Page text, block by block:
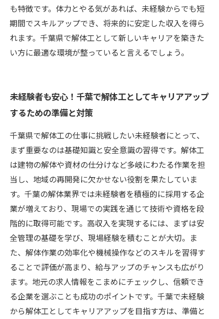
も特徴です。体力とやる気があれば、未経験からでも短
期間でスキルアップでき、将来的に安定した収入を得ら
れます。千葉県で解体工として新しいキャリアを築きた
い方に最適な環境が整っていると言えるでしょう。
未経験者も安心！千葉で解体工としてキャリアアップ
するための準備と対策
千葉県で解体工の仕事に挑戦したい未経験者にとって、
まず重要なのは基礎知識と安全意識の習得です。解体工
は建物の解体や資材の仕分けなど多岐にわたる作業を担
当し、地域の再開発に欠かせない役割を果たしていま
す。千葉の解体業界では未経験者を積極的に採用する企
業が増えており、現場での実践を通じて技術や資格を段
階的に取得可能です。高収入を実現するには、まずは安
全管理の基礎を学び、現場経験を積むことが大切。ま
た、解体作業の効率化や機械操作などのスキルを習得す
ることで評価が高まり、給与アップのチャンスも広がり
ます。地元の求人情報をこまめにチェックし、信頼でき
る企業を選ぶことも成功のポイントです。千葉で未経験
から解体工としてキャリアアップを目指す方は、準備と